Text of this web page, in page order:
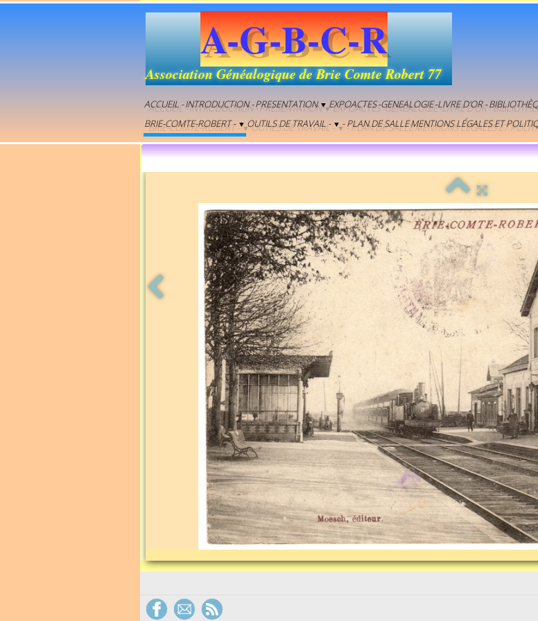
A-G-B-C-R
Association Généalogique de Brie Comte Robert 77
ACCUEIL -INTRODUCTION -PRESENTATION ▼ EXPOACTES-GENEALOGIE-LIVRE D'OR -
BRIE-COMTE-ROBERT - ▼ OUTILS DE TRAVAIL - ▼ - PLAN DE SALLEMENTIONS LÉGALES ET